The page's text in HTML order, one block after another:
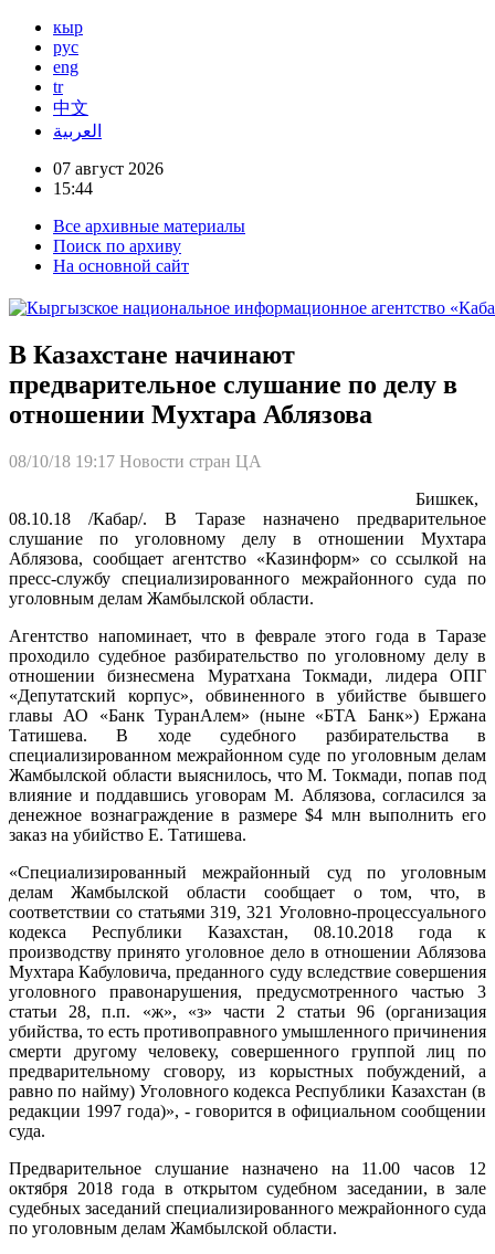
кыр
рус
eng
tr
中文
العربية
07 август 2026
15:44
Все архивные материалы
Поиск по архиву
На основной сайт
В Казахстане начинают
предварительное слушание по делу в
отношении Мухтара Аблязова
08/10/18 19:17 Новости стран ЦА
Бишкек,
08.10.18 /Кабар/. В Таразе назначено предварительное
слушание по уголовному делу в отношении Мухтара
Аблязова, сообщает агентство «Казинформ» со ссылкой на
пресс-службу специализированного межрайонного суда по
уголовным делам Жамбылской области.
Агентство напоминает, что в феврале этого года в Таразе
проходило судебное разбирательство по уголовному делу в
отношении бизнесмена Муратхана Токмади, лидера ОПГ
«Депутатский корпус», обвиненного в убийстве бывшего
главы АО «Банк ТуранАлем» (ныне «БТА Банк») Ержана
Татишева. В ходе судебного разбирательства в
специализированном межрайонном суде по уголовным делам
Жамбылской области выяснилось, что М. Токмади, попав под
влияние и поддавшись уговорам М. Аблязова, согласился за
денежное вознаграждение в размере $4 млн выполнить его
заказ на убийство Е. Татишева.
«Специализированный межрайонный суд по уголовным
делам Жамбылской области сообщает о том, что, в
соответствии со статьями 319, 321 Уголовно-процессуального
кодекса Республики Казахстан, 08.10.2018 года к
производству принято уголовное дело в отношении Аблязова
Мухтара Кабуловича, преданного суду вследствие совершения
уголовного правонарушения, предусмотренного частью 3
статьи 28, п.п. «ж», «з» части 2 статьи 96 (организация
убийства, то есть противоправного умышленного причинения
смерти другому человеку, совершенного группой лиц по
предварительному сговору, из корыстных побуждений, а
равно по найму) Уголовного кодекса Республики Казахстан (в
редакции 1997 года)», - говорится в официальном сообщении
суда.
Предварительное слушание назначено на 11.00 часов 12
октября 2018 года в открытом судебном заседании, в зале
судебных заседаний специализированного межрайонного суда
по уголовным делам Жамбылской области.